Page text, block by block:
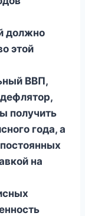
должно
этой
ВВП,
получить
года, а
на